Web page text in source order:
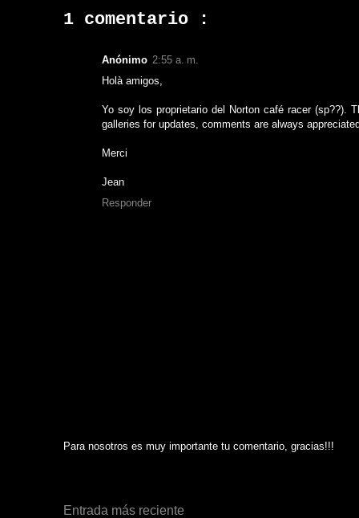
1 comentario :
Anónimo 2:55 a. m.
Holà amigos,
Yo soy los proprietario del Norton café racer (sp??).
galleries for updates, comments are always
Merci
Jean
Responder
Para nosotros es muy importante tu comentario, gracias!!!
Entrada más reciente